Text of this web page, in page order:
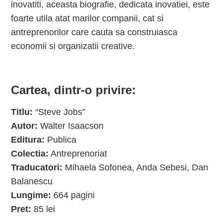
inovatiti, aceasta biografie, dedicata inovatiei, este
foarte utila atat marilor companii, cat si
antreprenorilor care cauta sa construiasca
economii si organizatii creative.
Cartea, dintr-o privire:
Titlu:“Steve Jobs”
Autor:Walter Isaacson
Editura: Publica
Colectia: Antreprenoriat
Traducatori: Mihaela Sofonea, Anda Sebesi, Dan
Balanescu
Lungime: 664 pagini
Pret:85 lei